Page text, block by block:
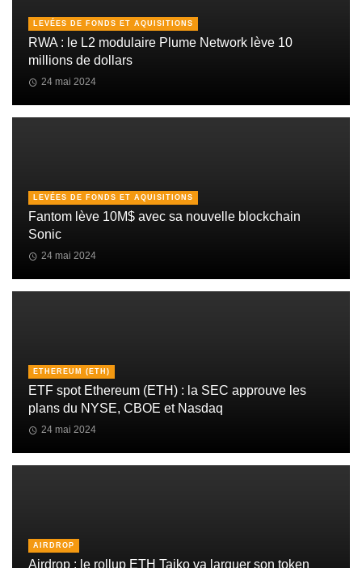
LEVÉES DE FONDS ET AQUISITIONS
RWA : le L2 modulaire Plume Network lève 10
millions de dollars
24 mai 2024
LEVÉES DE FONDS ET AQUISITIONS
Fantom lève 10M$ avec sa nouvelle blockchain
Sonic
24 mai 2024
ETHEREUM (ETH)
ETF spot Ethereum (ETH) : la SEC approuve les
plans du NYSE, CBOE et Nasdaq
24 mai 2024
AIRDROP
Airdrop : le rollup ETH Taiko va larguer son token